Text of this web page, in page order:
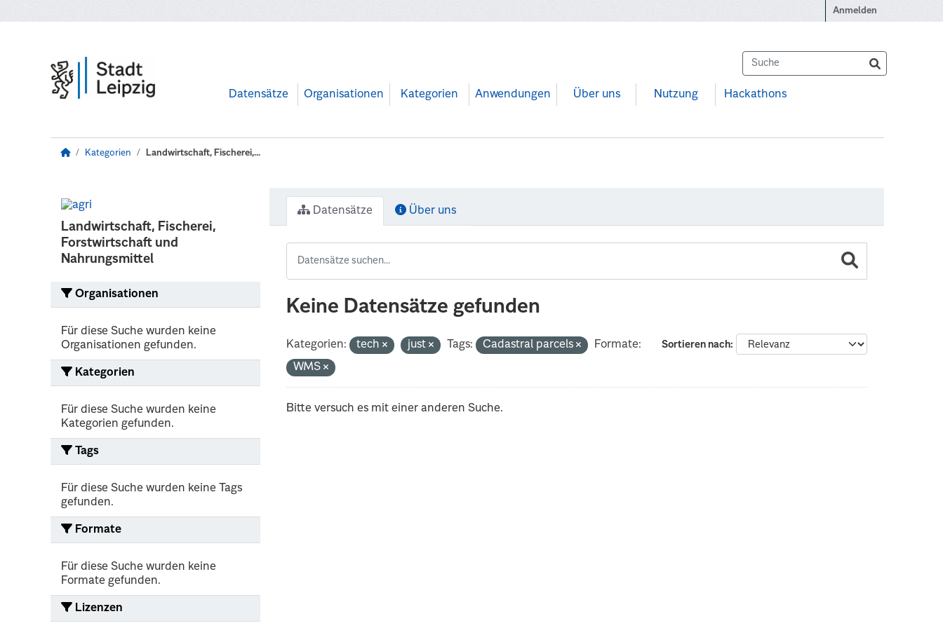
Anmelden
Datensätze Organisationen Kategorien Anwendungen Über uns Nutzung Hackathons
Kategorien Landwirtschaft, Fischerei,...
Landwirtschaft, Fischerei,
Forstwirtschaft und
Nahrungsmittel
Organisationen
Für diese Suche wurden keine
Organisationen gefunden.
Kategorien
Für diese Suche wurden keine
Kategorien gefunden.
Tags
Für diese Suche wurden keine Tags
gefunden.
Formate
Für diese Suche wurden keine
Formate gefunden.
Lizenzen
Datensätze Über uns
Keine Datensätze gefunden
Sortieren nach
Kategorien: tech just Tags: Cadastral parcels
Formate:
WMS
Bitte versuch es mit einer anderen Suche.